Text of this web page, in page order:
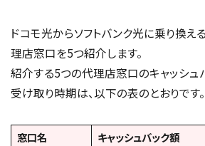
ドコモ光からソフトバンク光に乗り換え
理店窓口を5つ紹介します。
紹介する5つの代理店窓口のキャッシュ
受け取り時期は、以下の表のとおりです。
窓口名 キャッシュバック額